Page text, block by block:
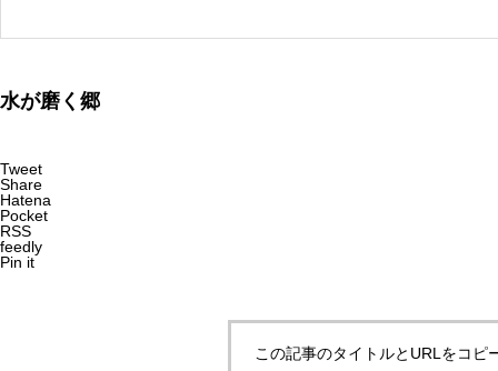
水が磨く郷
Tweet
Share
Hatena
Pocket
RSS
feedly
Pin it
この記事のタイトルとURLをコピ